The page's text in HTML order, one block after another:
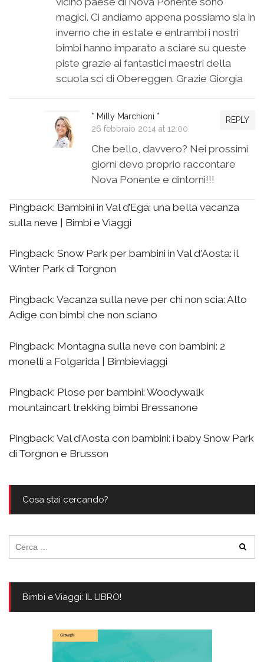
magici. Ci andiamo appena possiamo sia in
inverno che in estate e entrambi i nostri
bimbi hanno imparato a sciare su queste
piste grazie ai fantastici maestri della
scuola sci di Obereggen. Grazie Giorgia
REPLY
* Milly Marchioni *
26 febbraio 2014 at 12:00
Che bello, davvero? Nei prossimi
giorni devo proprio raccontare
Nova Ponente e dintorni!!!
Pingback: Bambini in Val d’Ega: una bella vacanza
sulla neve | Bimbi e Viaggi
Pingback: Snow Park per bambini in Val d'Aosta: il
Winter Park di Torgnon
Pingback: Vacanza sulla neve per chi non scia: Alto
Adige con bimbi che non sciano
Pingback: Montagna sulla neve con bambini: 2
monelli a Folgarida | Bimbieviaggi
Pingback: Plose per bambini: Woodywalk
mountaincart trekking bimbi Bressanone
Pingback: Val d'Aosta con bambini: i baby Snow Park
di Torgnon e Brusson
Cosa stai cercando?
per:
Bimbi e Viaggi: IL LIBRO!